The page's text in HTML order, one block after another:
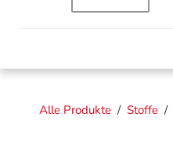
Alle Produkte / Stoffe /